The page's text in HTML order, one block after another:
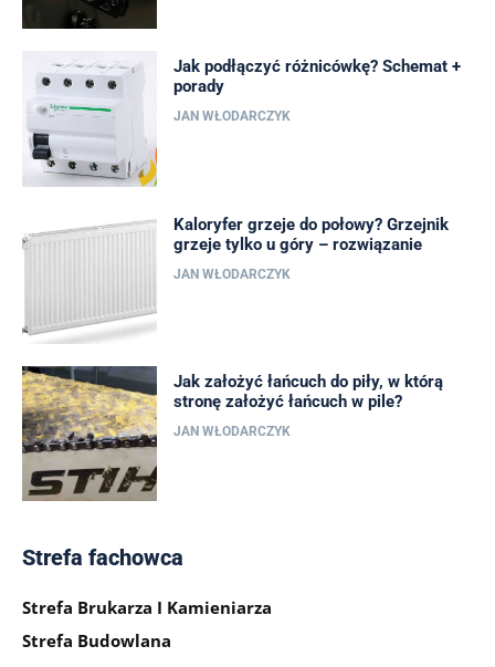
Jak podłączyć różnicówkę? Schemat +
porady
JAN WŁODARCZYK
Kaloryfer grzeje do połowy? Grzejnik
grzeje tylko u góry – rozwiązanie
JAN WŁODARCZYK
Jak założyć łańcuch do piły, w którą
stronę założyć łańcuch w pile?
JAN WŁODARCZYK
Strefa fachowca
Strefa Brukarza I Kamieniarza
Strefa Budowlana